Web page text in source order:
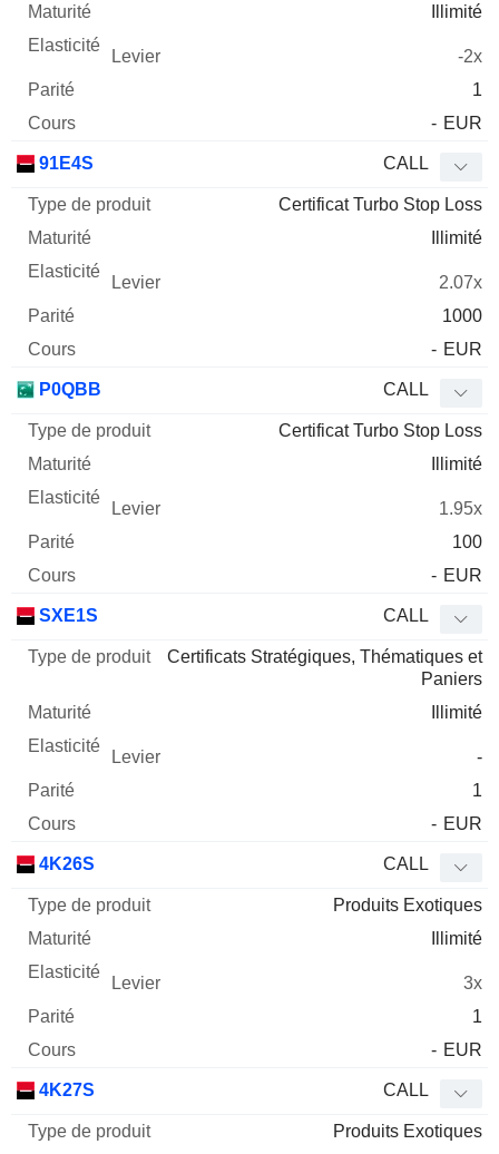
Illimité
-2x
1
- EUR
91E4S CALL
Certificat Turbo Stop Loss
Illimité
2.07x
1000
- EUR
P0QBB CALL
Certificat Turbo Stop Loss
Illimité
1.95x
100
- EUR
SXE1S CALL
Certificats Stratégiques, Thématiques et
Paniers
Illimité
-
1
- EUR
4K26S CALL
Produits Exotiques
Illimité
3x
1
- EUR
4K27S CALL
Produits Exotiques